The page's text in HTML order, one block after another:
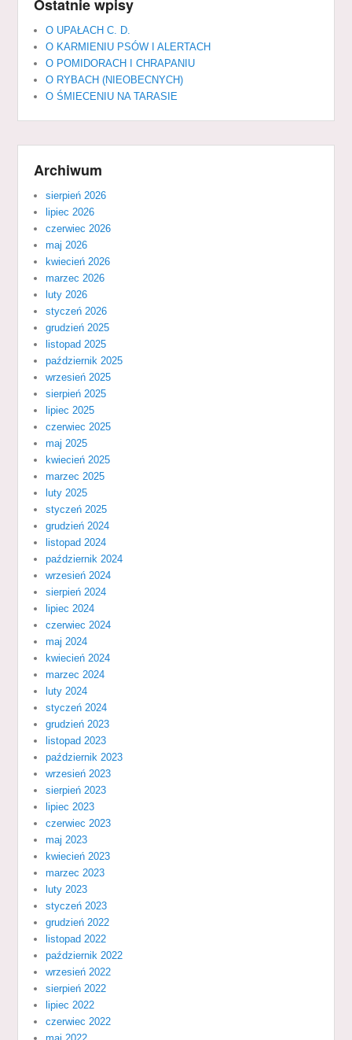
Ostatnie wpisy
O UPAŁACH C. D.
O KARMIENIU PSÓW I ALERTACH
O POMIDORACH I CHRAPANIU
O RYBACH (NIEOBECNYCH)
O ŚMIECENIU NA TARASIE
Archiwum
sierpień 2026
lipiec 2026
czerwiec 2026
maj 2026
kwiecień 2026
marzec 2026
luty 2026
styczeń 2026
grudzień 2025
listopad 2025
październik 2025
wrzesień 2025
sierpień 2025
lipiec 2025
czerwiec 2025
maj 2025
kwiecień 2025
marzec 2025
luty 2025
styczeń 2025
grudzień 2024
listopad 2024
październik 2024
wrzesień 2024
sierpień 2024
lipiec 2024
czerwiec 2024
maj 2024
kwiecień 2024
marzec 2024
luty 2024
styczeń 2024
grudzień 2023
listopad 2023
październik 2023
wrzesień 2023
sierpień 2023
lipiec 2023
czerwiec 2023
maj 2023
kwiecień 2023
marzec 2023
luty 2023
styczeń 2023
grudzień 2022
listopad 2022
październik 2022
wrzesień 2022
sierpień 2022
lipiec 2022
czerwiec 2022